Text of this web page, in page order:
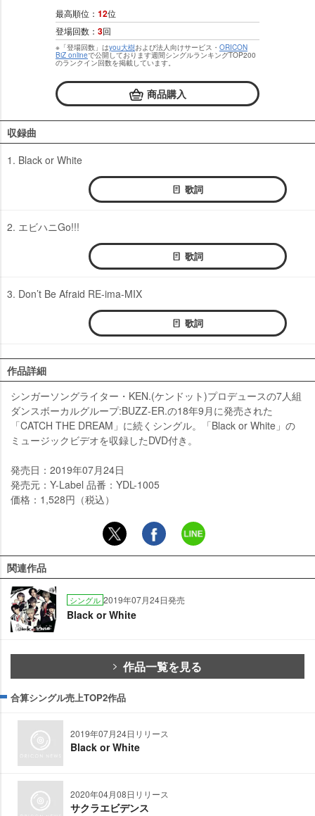
最高順位： 12位
登場回数： 3回
※「登場回数」はyou大樹および法人向けサービス・ ORICON
BiZ onlineで公開しております週間シングルランキングTOP200
のランクイン回数を掲載しています。
商品購入
収録曲
1. Black or White
歌詞
2. エビハニGo!!!
歌詞
3. Don’t Be Afraid RE-ima-MIX
歌詞
作品詳細
シンガーソングライター・KEN.(ケンドット)プロデュースの7人組
ダンスボーカルグループ:BUZZ-ER.の18年9月に発売された
「CATCH THE DREAM」に続くシングル。「Black or White」の
ミュージックビデオを収録したDVD付き。
発売日：2019年07月24日
発売元：Y-Label 品番：YDL-1005
価格：1,528円（税込）
関連作品
シングル 2019年07月24日発売
Black or White
作品一覧を見る
合算シングル売上TOP2作品
2019年07月24日リリース
Black or White
2020年04月08日リリース
サクラエビデンス